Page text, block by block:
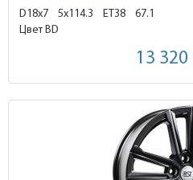
D18x7 5x114.3 ET38
67.1
Цвет BD
13 320